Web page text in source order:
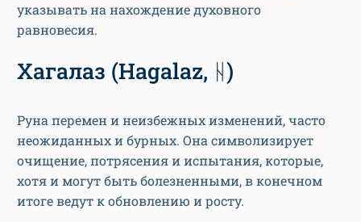
указывать на нахождение духовного
равновесия.
Хагалаз (Hagalaz, ᚺ)
Руна перемен и неизбежных изменений, часто
неожиданных и бурных. Она символизирует
очищение, потрясения и испытания, которые,
хотя и могут быть болезненными, в конечном
итоге ведут к обновлению и росту.